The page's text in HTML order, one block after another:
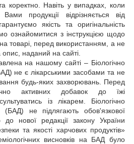
коректно. Навіть у випадках, коли
продукції відрізняється від
якість та оригінальність
ознайомитися з інструкцією щодо
товарі, перед використанням, а не
наданий на сайті.
на нашому сайті – Біологічно
не є лікарськими засобами та не
будь-яких захворювань. Перед
активних добавок до їжі
із лікарем. Біологічно
(БАД) не підлягають обов'язкової
до нової редакції закону України
та якості харчових продуктів»
висновків на БАД було